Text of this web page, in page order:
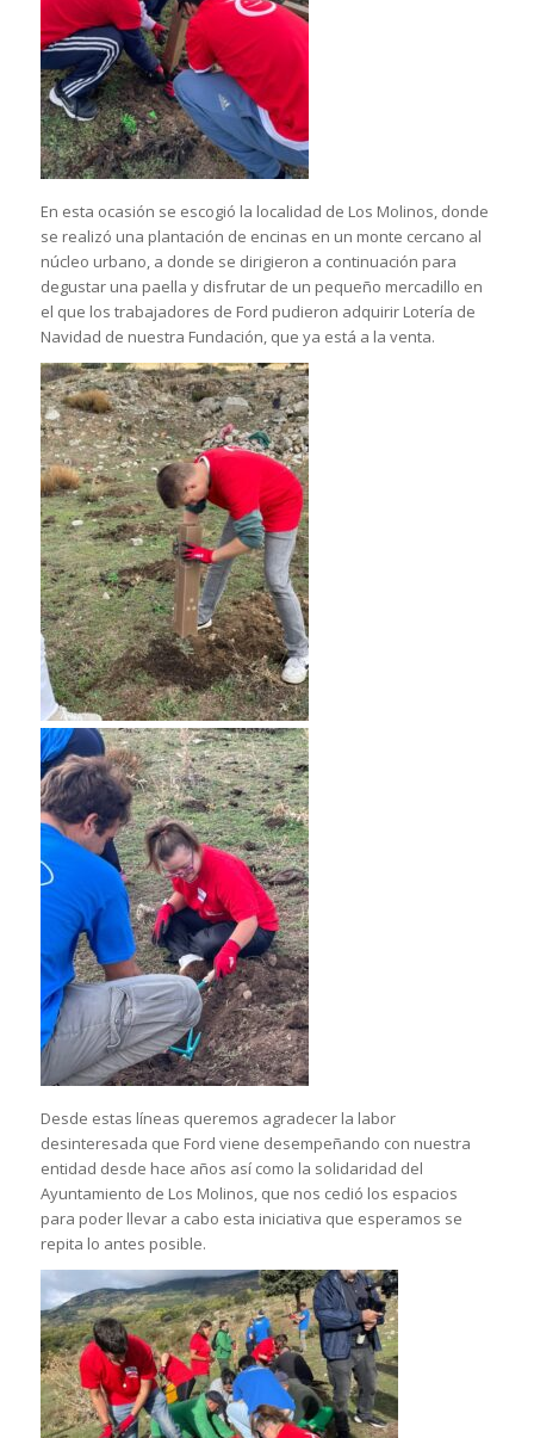
En esta ocasión se escogió la localidad de Los Molinos, donde
se realizó una plantación de encinas en un monte cercano al
núcleo urbano, a donde se dirigieron a continuación para
degustar una paella y disfrutar de un pequeño mercadillo en
el que los trabajadores de Ford pudieron adquirir Lotería de
Navidad de nuestra Fundación, que ya está a la venta.
Desde estas líneas queremos agradecer la labor
desinteresada que Ford viene desempeñando con nuestra
entidad desde hace años así como la solidaridad del
Ayuntamiento de Los Molinos, que nos cedió los espacios
para poder llevar a cabo esta iniciativa que esperamos se
repita lo antes posible.